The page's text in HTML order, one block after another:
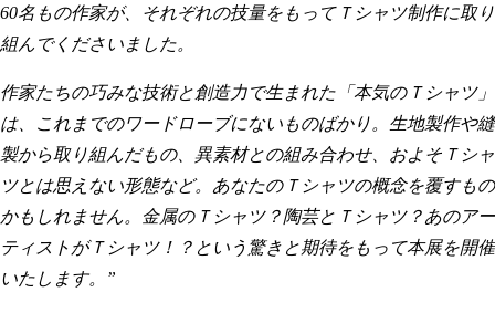
60名もの作家が、それぞれの技量をもってＴシャツ制作に取り
組んでくださいました。
作家たちの巧みな技術と創造力で生まれた「本気のＴシャツ」
は、これまでのワードローブにないものばかり。生地製作や縫
製から取り組んだもの、異素材との組み合わせ、およそＴシャ
ツとは思えない形態など。あなたのＴシャツの概念を覆すもの
かもしれません。金属のＴシャツ？陶芸とＴシャツ？あのアー
ティストがＴシャツ！？という驚きと期待をもって本展を開催
いたします。”